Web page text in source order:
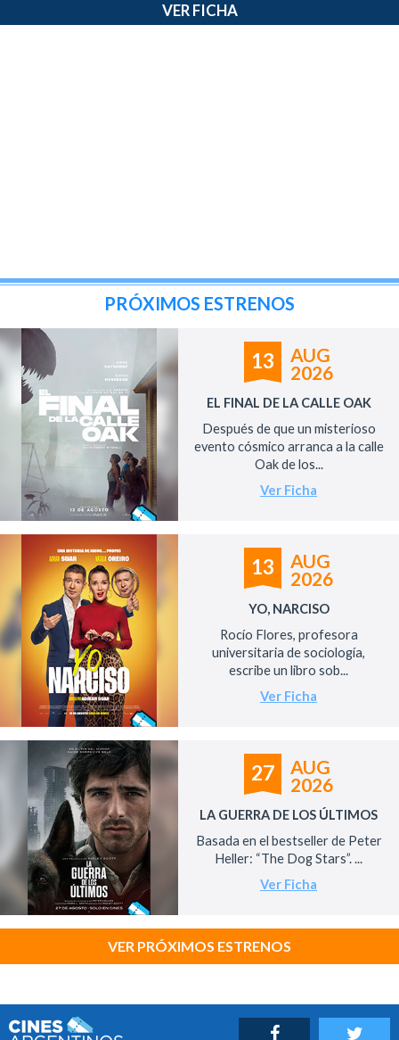
VER FICHA
PRÓXIMOS ESTRENOS
13
AUG
2026
EL FINAL DE LA CALLE OAK
Después de que un misterioso
evento cósmico arranca a la calle
Oak de los...
Ver Ficha
13
AUG
2026
YO, NARCISO
Rocío Flores, profesora
universitaria de sociología,
escribe un libro sob...
Ver Ficha
27
AUG
2026
LA GUERRA DE LOS ÚLTIMOS
Basada en el bestseller de Peter
Heller: “The Dog Stars”. ...
Ver Ficha
VER PRÓXIMOS ESTRENOS